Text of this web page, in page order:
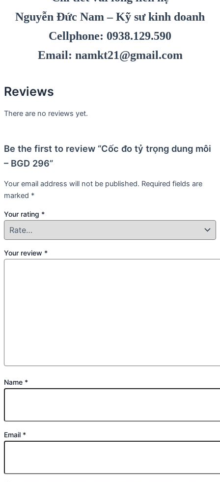
Nguyễn Đức Nam – Kỹ sư kinh doanh
Cellphone: 0938.129.590
Email: namkt21@gmail.com
Reviews
There are no reviews yet.
Be the first to review “Cốc đo tỷ trọng dung môi
– BGD 296”
Your email address will not be published. Required fields are
marked *
Your rating *
Your review *
Name *
Email *